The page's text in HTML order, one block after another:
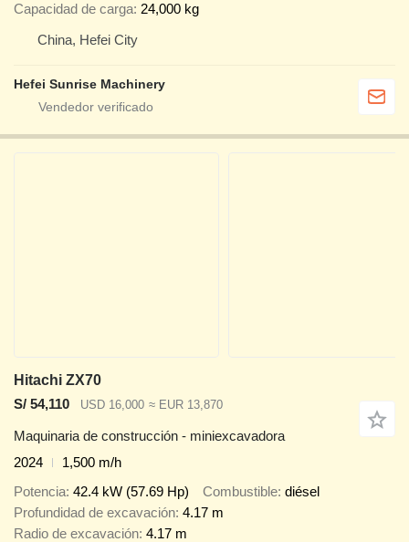
Capacidad de carga 24,000 kg
China, Hefei City
Hefei Sunrise Machinery
Hitachi ZX70
S/ 54,110
USD 16,000 ≈ EUR 13,870
Maquinaria de construcción - miniexcavadora
2024
1,500 m/h
Potencia 42.4 kW (57.69 Hp) Combustible diésel
Profundidad de excavación 4.17 m
Radio de excavación 4.17 m